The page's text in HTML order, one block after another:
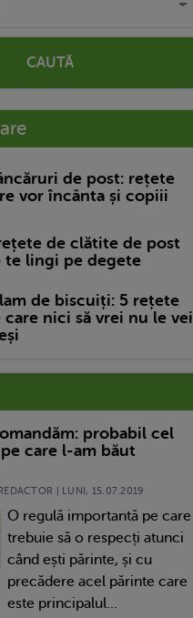
CAUTĂ
de post: rețete
vor încânta și copiii
de clătite de post
te lingi pe degete
de biscuiți: 5 rețete
care nici să vrei nu le vei
probabil cel
care l-am băut
| LUNI, 15.07.2019
O regulă importantă pe care
trebuie să o respecți atunci
când ești părinte, și cu
precădere acel părinte care
este principalul...